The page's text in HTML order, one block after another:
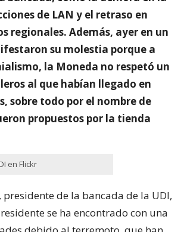
de LAN y el retraso en
regionales. Además, ayer en un
su molestia porque a
la Moneda no respetó un
al que habían llegado en
sobre todo por el nombre de
propuestos por la tienda
en Flickr
de la bancada de la UDI,
se ha encontrado con una